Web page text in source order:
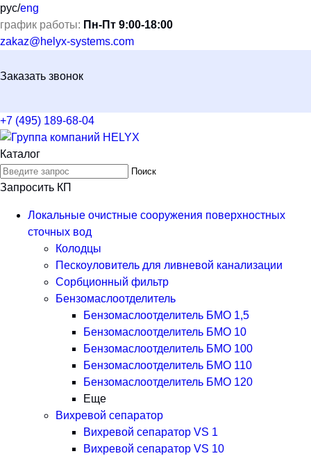
рус/eng
график работы: Пн-Пт 9:00-18:00
zakaz@helyx-systems.com
Заказать звонок
+7 (495) 189-68-04
Каталог
Поиск
Запросить КП
Локальные очистные сооружения поверхностных
сточных вод
Колодцы
Пескоуловитель для ливневой канализации
Сорбционный фильтр
Бензомаслоотделитель
Бензомаслоотделитель БМО 1,5
Бензомаслоотделитель БМО 10
Бензомаслоотделитель БМО 100
Бензомаслоотделитель БМО 110
Бензомаслоотделитель БМО 120
Еще
Вихревой сепаратор
Вихревой сепаратор VS 1
Вихревой сепаратор VS 10